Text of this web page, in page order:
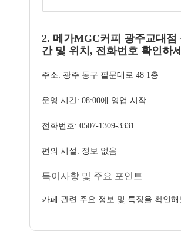
2. 메가MGC커피 광주교대점
간 및 위치, 전화번호 확인하
주소: 광주 동구 필문대로 48 1층
운영 시간: 08:00에 영업 시작
전화번호: 0507-1309-3331
편의 시설: 정보 없음
특이사항 및 주요 포인트
카페 관련 주요 정보 및 특징을 확인해